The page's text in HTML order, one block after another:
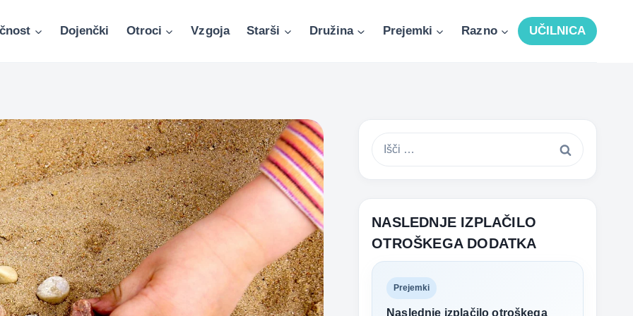
Dojenčki Otroci Vzgoja Starši Družina Prejemki Razno UČILNICA
Išči:
NASLEDNJE IZPLAČILO
OTROŠKEGA DODATKA
Prejemki
Naslednje izplačilo otroškega